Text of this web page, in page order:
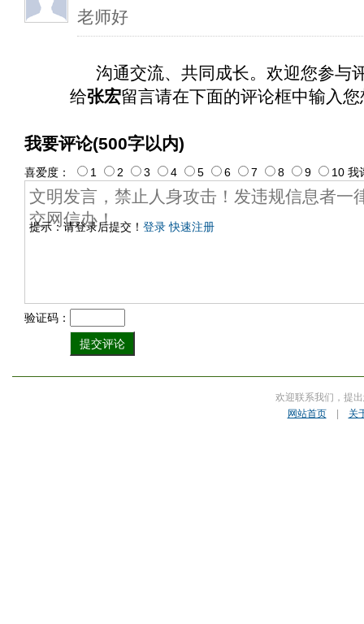
老师好
沟通交流、共同成长。欢迎您参与
给张宏留言请在下面的评论框中输入
我要评论(500字以内)
提示：请登录后提交！ 登录 快速注册
喜爱度： 1 2 3 4 5 6 7 8 9 10 我
验证码：
欢迎联系我们，提
网站首页| 关